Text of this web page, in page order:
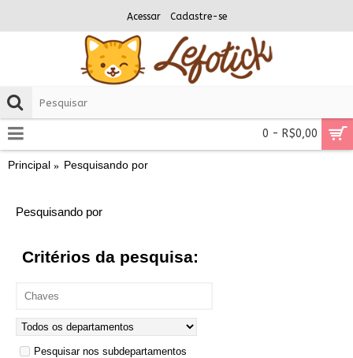
Acessar Cadastre-se
0 - R$0,00
Principal Pesquisando por
Pesquisando por
Critérios da pesquisa:
Pesquisar nos subdepartamentos